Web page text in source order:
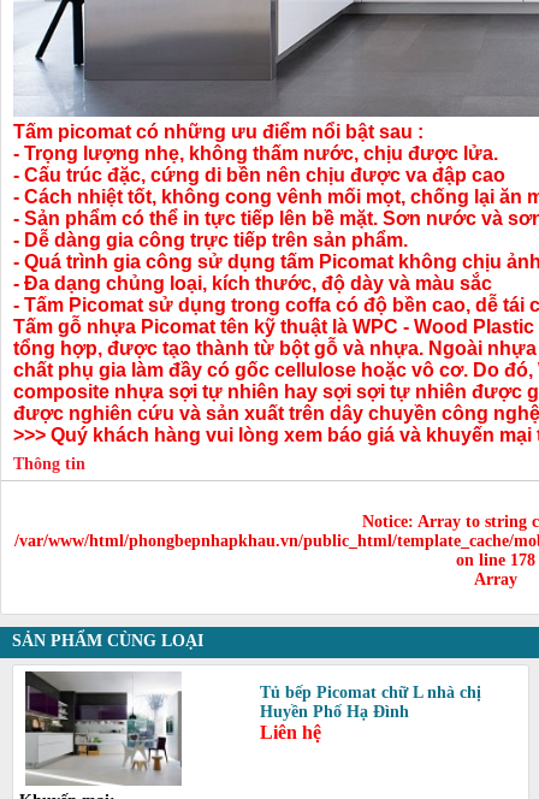
Tấm picomat có những ưu điểm nổi bật sau :
- Trọng lượng nhẹ, không thấm nước, chịu được lửa.
- Cấu trúc đặc, cứng di bền nên chịu được va đập cao
- Cách nhiệt tốt, không cong vênh mối mọt, chống lại ăn
- Sản phẩm có thể in tực tiếp lên bề mặt. Sơn nước và
- Dễ dàng gia công trực tiếp trên sản phẩm.
- Quá trình gia công sử dụng tấm Picomat không chịu
- Đa dạng chủng loại, kích thước, độ dày và màu sắc
- Tấm Picomat sử dụng trong coffa có độ bền cao, dễ tái
Tấm gỗ nhựa Picomat tên kỹ thuật là WPC - Wood
tổng hợp, được tạo thành từ bột gỗ và nhựa. Ngoài
chất phụ gia làm đầy có gốc cellulose hoặc vô cơ. Do
composite nhựa sợi tự nhiên hay sợi sợi tự nhiên được
được nghiên cứu và sản xuất trên dây chuyền công
>>> Quý khách hàng vui lòng xem báo giá và khuyến
Thông tin
Notice: Array to string
/var/www/html/phongbepnhapkhau.vn/public_html/template_cache/
on line 178
Array
SẢN PHẨM CÙNG LOẠI
Tủ bếp Picomat chữ L nhà chị
Huyền Phố Hạ Đình
Liên hệ